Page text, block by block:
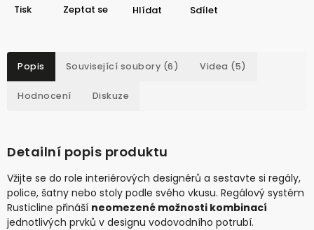
Tisk Zeptat se Hlídat Sdílet
Popis Související soubory (6) Videa (5)
Hodnocení Diskuze
Detailní popis produktu
Vžijte se do role interiérových designérů a sestavte si regály,
police, šatny nebo stoly podle svého vkusu. Regálový systém
Rusticline přináší neomezené možnosti kombinací
jednotlivých prvků v designu vodovodního potrubí.